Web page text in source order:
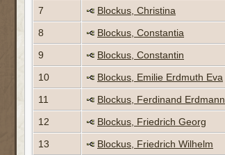
7
Blockus, Christina
8
Blockus, Constantia
9
Blockus, Constantin
10
Blockus, Emilie Erdmuth Eva
11
Blockus, Ferdinand Erdmann
12
Blockus, Friedrich Georg
13
Blockus, Friedrich Wilhelm